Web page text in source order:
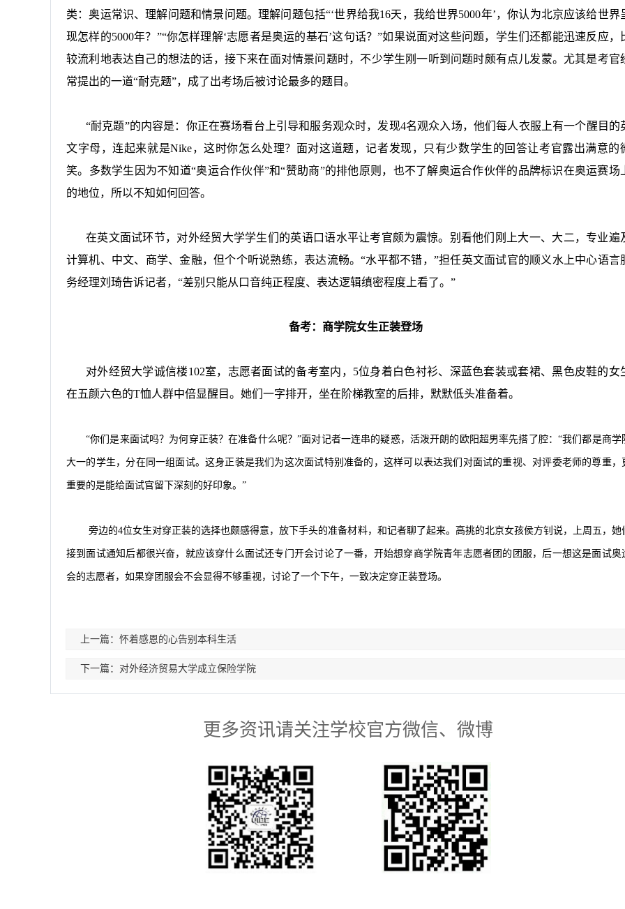
类：奥运常识、理解问题和情景问题。理解问题包括“‘世界给我16天，我给世界5000年’，你认为北京应该给世界
现怎样的5000年？”“你怎样理解‘志愿者是奥运的基石’这句话？”如果说面对这些问题，学生们还都能迅速反应，
较流利地表达自己的想法的话，接下来在面对情景问题时，不少学生刚一听到问题时颇有点儿发蒙。尤其是考官
常提出的一道“耐克题”，成了出考场后被讨论最多的题目。
“耐克题”的内容是：你正在赛场看台上引导和服务观众时，发现4名观众入场，他们每人衣服上有一个醒目的
文字母，连起来就是Nike，这时你怎么处理？面对这道题，记者发现，只有少数学生的回答让考官露出满意的
笑。多数学生因为不知道“奥运合作伙伴”和“赞助商”的排他原则，也不了解奥运合作伙伴的品牌标识在奥运赛场
的地位，所以不知如何回答。
在英文面试环节，对外经贸大学学生们的英语口语水平让考官颇为震惊。别看他们刚上大一、大二，专业遍
计算机、中文、商学、金融，但个个听说熟练，表达流畅。“水平都不错，”担任英文面试官的顺义水上中心语言
务经理刘琦告诉记者，“差别只能从口音纯正程度、表达逻辑缜密程度上看了。”
备考：商学院女生正装登场
对外经贸大学诚信楼102室，志愿者面试的备考室内， 5位身着白色衬衫、深蓝色套装或套裙、黑色皮鞋的女
在五颜六色的T恤人群中倍显醒目。她们一字排开，坐在阶梯教室的后排，默默低头准备着。
“你们是来面试吗？为何穿正装？在准备什么呢？”面对记者一连串的疑惑，活泼开朗的欧阳超男率先搭了腔：“我们都是商学
大一的学生，分在同一组面试。这身正装是我们为这次面试特别准备的，这样可以表达我们对面试的重视、对评委老师的尊重，
重要的是能给面试官留下深刻的好印象。”
旁边的4位女生对穿正装的选择也颇感得意，放下手头的准备材料，和记者聊了起来。高挑的北京女孩侯方钊说，上周五，她
接到面试通知后都很兴奋，就应该穿什么面试还专门开会讨论了一番，开始想穿商学院青年志愿者团的团服，后一想这是面试奥
会的志愿者，如果穿团服会不会显得不够重视，讨论了一个下午，一致决定穿正装登场。
上一篇：怀着感恩的心告别本科生活
下一篇：对外经济贸易大学成立保险学院
更多资讯请关注学校官方微信、微博